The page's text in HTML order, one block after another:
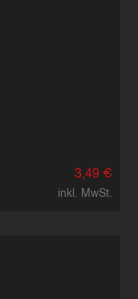
3,49 €
inkl. MwSt.